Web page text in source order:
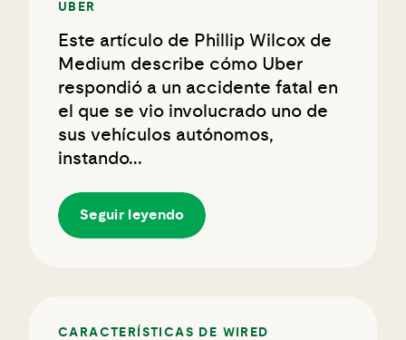
UBER
Este artículo de Phillip Wilcox de
Medium describe cómo Uber
respondió a un accidente fatal en
el que se vio involucrado uno de
sus vehículos autónomos,
instando...
Seguir leyendo
CARACTERÍSTICAS DE WIRED